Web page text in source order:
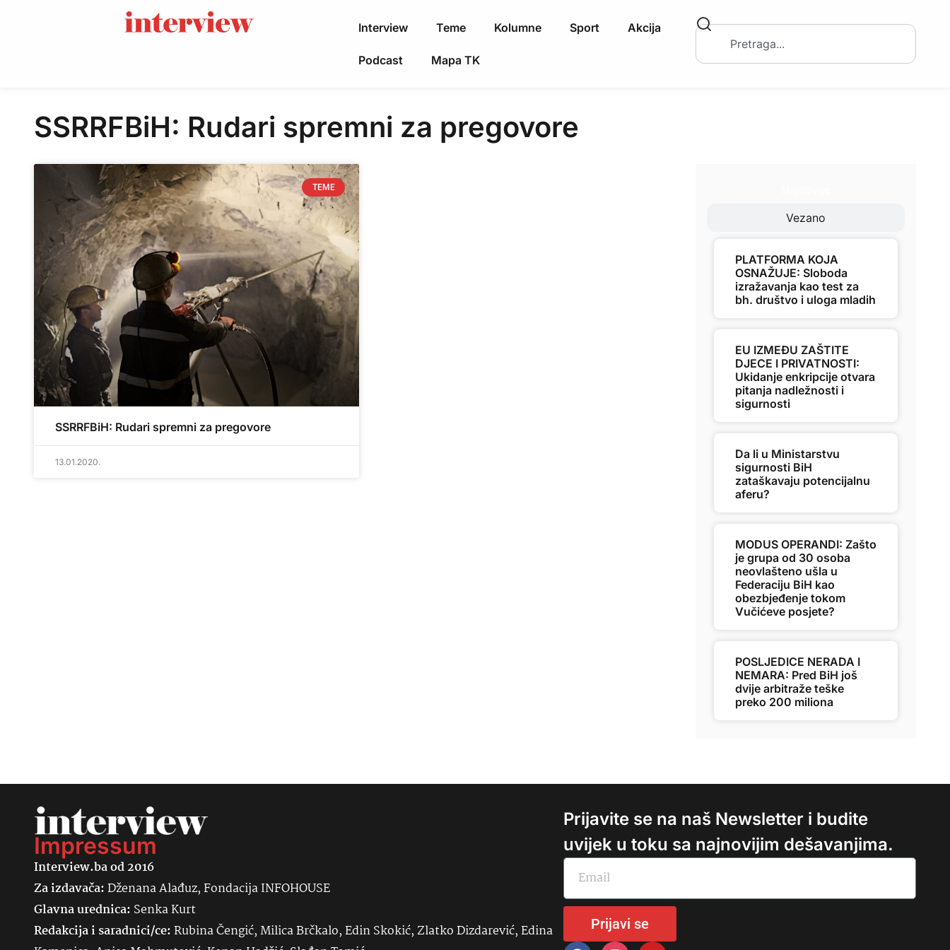
Interview Teme Kolumne Sport Akcija
Podcast Mapa TK
SSRRFBiH: Rudari spremni za pregovore
TEME
SSRRFBiH: Rudari spremni za pregovore
13.01.2020.
Vezano
PLATFORMA KOJA
OSNAŽUJE: Sloboda
izražavanja kao test za
bh. društvo i uloga mladih
EU IZMEĐU ZAŠTITE
DJECE I PRIVATNOSTI:
Ukidanje enkripcije otvara
pitanja nadležnosti i
sigurnosti
Da li u Ministarstvu
sigurnosti BiH
zataškavaju potencijalnu
aferu?
MODUS OPERANDI: Zašto
je grupa od 30 osoba
neovlašteno ušla u
Federaciju BiH kao
obezbjeđenje tokom
Vučićeve posjete?
POSLJEDICE NERADA I
NEMARA: Pred BiH još
dvije arbitraže teške
preko 200 miliona
Impressum
Interview.ba od 2016
Za izdavača:Dženana Alađuz, Fondacija INFOHOUSE
Glavna urednica: SenkaKurt
Redakcija i saradnici/ce:Rubina Čengić, Milica Brčkalo, Edin Skokić, Zlatko Dizdarević, Edina
Prijavite se na naš Newsletter i budite
uvijek u toku sa najnovijim dešavanjima.
Prijavi se